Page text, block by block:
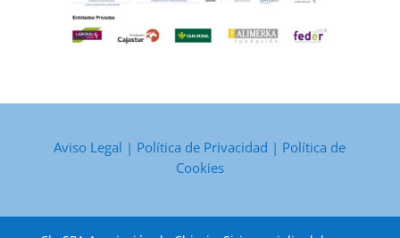
Aviso Legal | Política de Privacidad | Política de
Cookies